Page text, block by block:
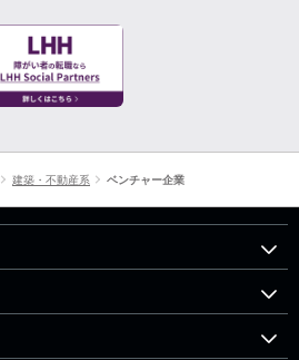
建築・不動産系 ベンチャー企業